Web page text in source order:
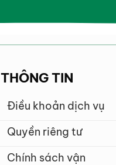
THÔNG TIN
Điều khoản dịch vụ
Quyền riêng tư
Chính sách vận